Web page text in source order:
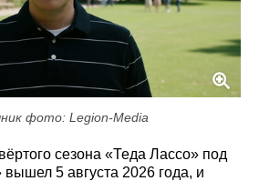
фото: Legion-Media
сезона «Теда Лассо» под
5 августа 2026 года, и